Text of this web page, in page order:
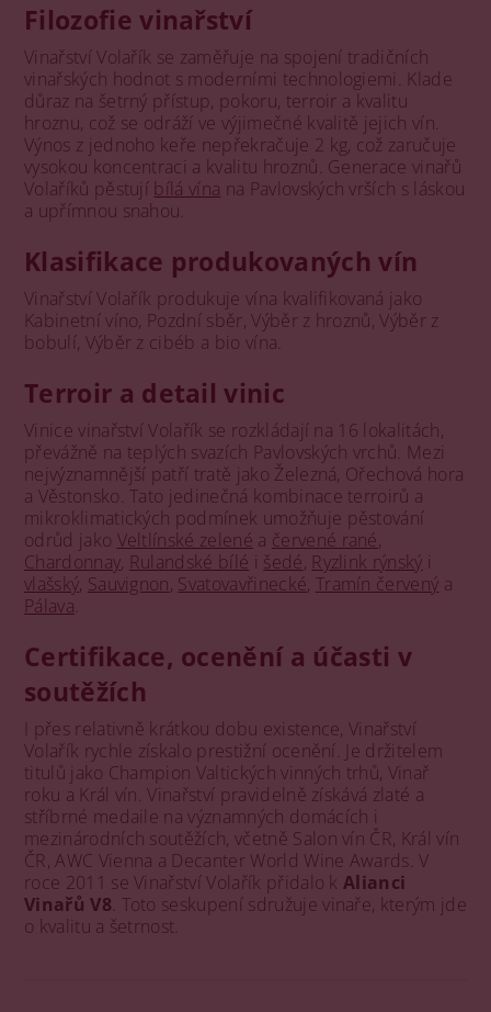
Filozofie vinařství
Vinařství Volařík se zaměřuje na spojení tradičních
vinařských hodnot s moderními technologiemi. Klade
důraz na šetrný přístup, pokoru, terroir a kvalitu
hroznu, což se odráží ve výjimečné kvalitě jejich vín.
Výnos z jednoho keře nepřekračuje 2 kg, což zaručuje
vysokou koncentraci a kvalitu hroznů. Generace vinařů
Volaříků pěstují bílá vína na Pavlovských vrších s láskou
a upřímnou snahou.
Klasifikace produkovaných vín
Vinařství Volařík produkuje vína kvalifikovaná jako
Kabinetní víno, Pozdní sběr, Výběr z hroznů, Výběr z
bobulí, Výběr z cibéb a bio vína.
Terroir a detail vinic
Vinice vinařství Volařík se rozkládají na 16 lokalitách,
převážně na teplých svazích Pavlovských vrchů. Mezi
nejvýznamnější patří tratě jako Železná, Ořechová hora
a Věstonsko. Tato jedinečná kombinace terroirů a
mikroklimatických podmínek umožňuje pěstování
odrůd jako Veltlínské zelené a červené rané,
Chardonnay, Rulandské bílé i šedé, Ryzlink rýnský i
vlašský, Sauvignon, Svatovavřinecké, Tramín červený a
Pálava
Certifikace, ocenění a účasti v
soutěžích
I přes relativně krátkou dobu existence, Vinařství
Volařík rychle získalo prestižní ocenění. Je držitelem
titulů jako Champion Valtických vinných trhů, Vinař
roku a Král vín. Vinařství pravidelně získává zlaté a
stříbrné medaile na významných domácích i
mezinárodních soutěžích, včetně Salon vín ČR, Král vín
ČR, AWC Vienna a Decanter World Wine Awards. V
roce 2011 se Vinařství Volařík přidalo kAlianci
Vinařů V8 . Toto seskupení sdružuje vinaře, kterým jde
o kvalitu a šetrnost.